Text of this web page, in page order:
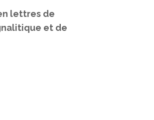
lettres de
et de